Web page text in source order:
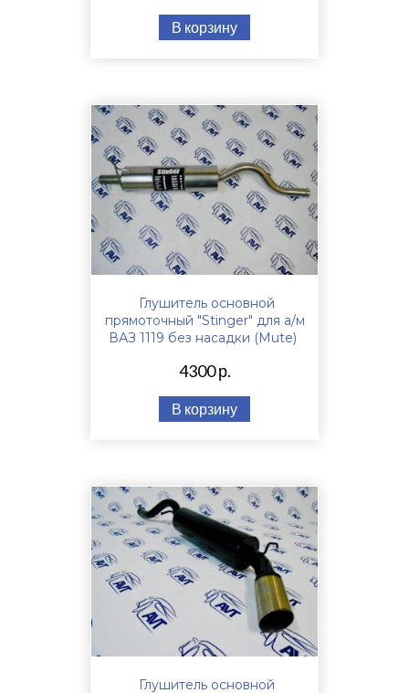
В корзину
Глушитель основной
прямоточный "Stinger" для а/м
ВАЗ 1119 без насадки (Mute)
4300 р.
В корзину
Глушитель основной